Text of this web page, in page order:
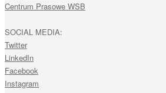
Centrum Prasowe WSB
SOCIAL MEDIA:
Twitter
LinkedIn
Facebook
Instagram